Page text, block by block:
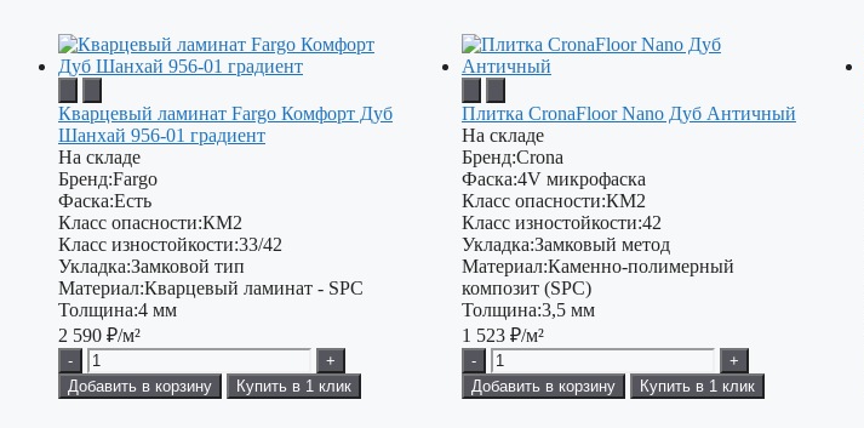
Кварцевый ламинат Fargo Комфорт Дуб
Шанхай 956-01 градиент
На складе
Бренд:Fargo
Фаска:Есть
Класс опасности:КМ2
Класс изностойкости:33/42
Укладка:Замковой тип
Материал:Кварцевый ламинат - SPC
Толщина:4 мм
2 590 ₽/м²
-
+
Добавить в корзину
Купить в 1 клик
Плитка CronaFloor Nano Дуб Античный
На складе
Бренд:Crona
Фаска:4V микрофаска
Класс опасности:КМ2
Класс изностойкости:42
Укладка:Замковый метод
Материал:Каменно-полимерный
композит (SPC)
Толщина:3,5 мм
1 523 ₽/м²
-
+
Добавить в корзину
Купить в 1 клик